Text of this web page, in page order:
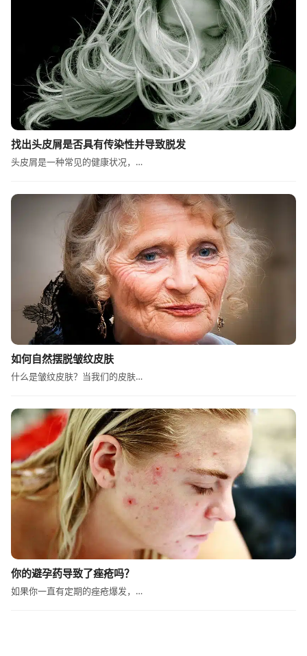
找出头皮屑是否具有传染性并导致脱发
头皮屑是一种常见的健康状况，…
如何自然摆脱皱纹皮肤
什么是皱纹皮肤？当我们的皮肤…
你的避孕药导致了痤疮吗？
如果你一直有定期的痤疮爆发，…